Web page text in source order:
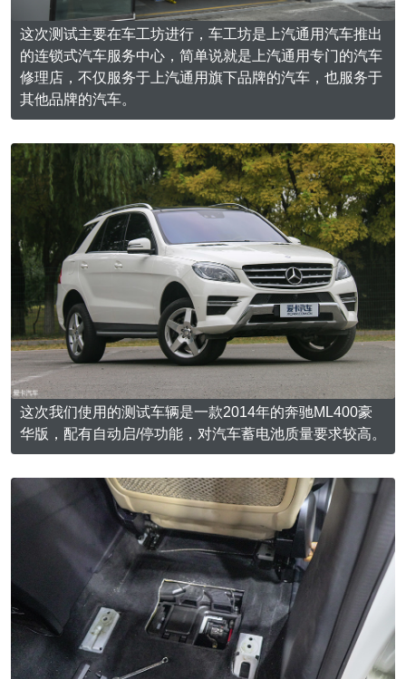
这次测试主要在车工坊进行，车工坊是上汽通用汽车推出
的连锁式汽车服务中心，简单说就是上汽通用专门的汽车
修理店，不仅服务于上汽通用旗下品牌的汽车，也服务于
其他品牌的汽车。
这次我们使用的测试车辆是一款2014年的奔驰ML400豪
华版，配有自动启/停功能，对汽车蓄电池质量要求较高。